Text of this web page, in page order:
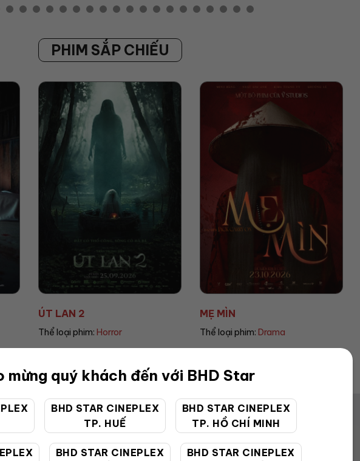
mừng quý khách đến với BHD Star
BHD STAR CINEPLEX
TP. HUẾ
BHD STAR CINEPLEX
TP. HỒ CHÍ MINH
BHD STAR CINEPLEX
BHD STAR CINEPLEX
PHIM SẮP CHIẾU
MẸ MÌN
Thể loại phim:Drama
AGITO: CUỘC CHIẾ...
Thể loại phim:Action
ƯU ĐÃI ĐẶC BIỆT